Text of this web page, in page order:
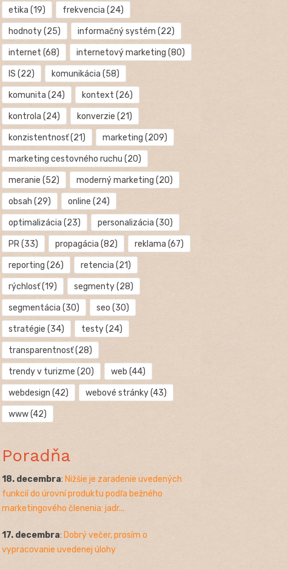
etika (19) frekvencia (24)
hodnoty(25) informačný systém (22)
internet (68) internetový marketing (80)
IS (22) komunikácia (58)
komunita (24) kontext (26)
kontrola (24) konverzie (21)
konzistentnosť(21) marketing (209)
marketing cestovného ruchu (20)
meranie (52) moderný marketing (20)
obsah (29) online (24)
optimalizácia (23) personalizácia (30)
PR(33) propagácia (82) reklama (67)
reporting (26) retencia (21)
rýchlosť(19) segmenty(28)
segmentácia (30) seo (30)
stratégie (34) testy(24)
transparentnosť(28)
trendy v turizme (20) web (44)
webdesign (42) webové stránky(43)
www(42)
Poradňa
18. decembra: Nižšie je zaradenie uvedených
funkcií do úrovní produktu podľa bežného
marketingového členenia: jadr...
17. decembra: Dobrý večer, prosím o
vypracovanie uvedenej úlohy